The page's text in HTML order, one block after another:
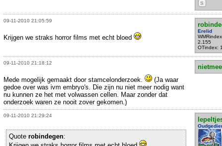
S
09-11-2010 21:05:59
Erelid
2.155
OTindex:
Krijgen we straks horror films met echt bloed
09-11-2010 21:18:12
Mede mogelijk gemaakt door stamcelonderzoek.
(Ja waar
gedoe over was ivm embryo's. Die zijn nu niet meer nodig want
nu kunnen ze het met volwassen cellen. Maar zonder dat
onderzoek waren ze nooit zover gekomen.)
09-11-2010 21:29:24
Quote robindegen: